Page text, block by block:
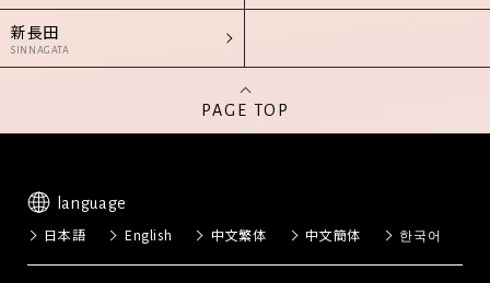
新長田
SINNAGATA
PAGE TOP
language
日本語 English 中文繁体 中文簡体 한국어